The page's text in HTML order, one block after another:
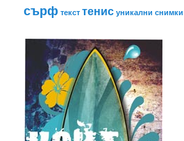
сърф текст тенис уникални снимки